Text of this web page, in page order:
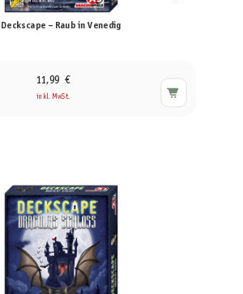
Deckscape – Raub in Venedig
11,99 €
inkl. MwSt.